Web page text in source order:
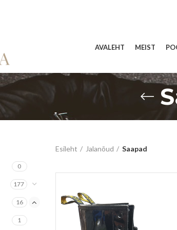
AVALEHT MEIST
0
177
16
1
Esileht Jalanõud Saapad